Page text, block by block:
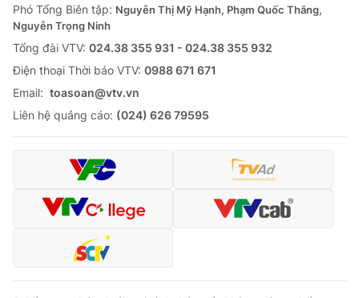
Phó Tổng Biên tập: Nguyễn Thị Mỹ Hạnh, Phạm Quốc Thắng,
Nguyễn Trọng Ninh
Tổng đài VTV: 024.38 355 931 - 024.38 355 932
Ðiện thoại Thời báo VTV: 0988 671 671
Email: toasoan@vtv.vn
Liên hệ quảng cáo: (024) 626 79595